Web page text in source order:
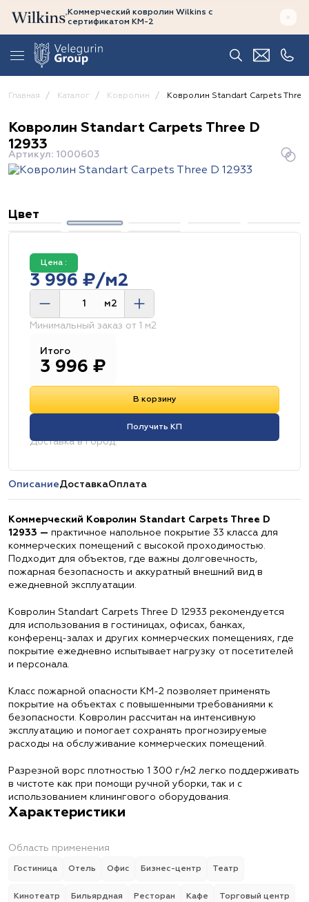
Коммерческий ковролин Wilkins с
сертификатом КМ-2
Главная Каталог Ковролин Ковролин Standart Carpets Three
Ковролин Standart Carpets Three D
12933
Артикул: 1000603
Цвет
Цена :
3 996 ₽/м2
м2
Минимальный заказ от 1 м2
Итого
3 996 ₽
В корзину
Получить КП
Доставка в город:
ОписаниеДоставкаОплата
Коммерческий Ковролин Standart Carpets Three D
12933 — практичное напольное покрытие 33 класса для
коммерческих помещений с высокой проходимостью.
Подходит для объектов, где важны долговечность,
пожарная безопасность и аккуратный внешний вид в
ежедневной эксплуатации.
Ковролин Standart Carpets Three D 12933 рекомендуется
для использования в гостиницах, офисах, банках,
конференц-залах и других коммерческих помещениях, где
покрытие ежедневно испытывает нагрузку от посетителей
и персонала.
Класс пожарной опасности КМ-2 позволяет применять
покрытие на объектах с повышенными требованиями к
безопасности. Ковролин рассчитан на интенсивную
эксплуатацию и помогает сохранять прогнозируемые
расходы на обслуживание коммерческих помещений.
Разрезной ворс плотностью 1 300 г/м2 легко поддерживать
в чистоте как при помощи ручной уборки, так и с
использованием клинингового оборудования.
Характеристики
Область применения
Гостиница Отель Офис Бизнес-центр Театр
Кинотеатр Бильярдная Ресторан Кафе Торговый центр